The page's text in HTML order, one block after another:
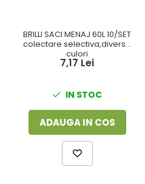
BRILLI SACI MENAJ 60L 10/SET
colectare selectiva,diverse
culori
7,17 Lei
IN STOC
ADAUGA IN COS